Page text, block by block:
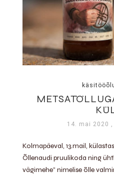
14. mai 2020
Kolmapäeval, 13.mail,
Õllenaudi pruulikoda ning
vägimehe” nimelise õlle